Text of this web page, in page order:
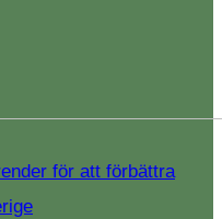
för att förbättra